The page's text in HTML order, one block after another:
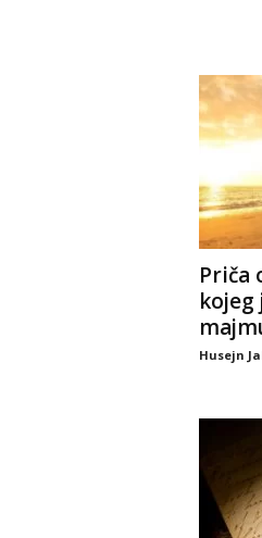
Priča
Husejn